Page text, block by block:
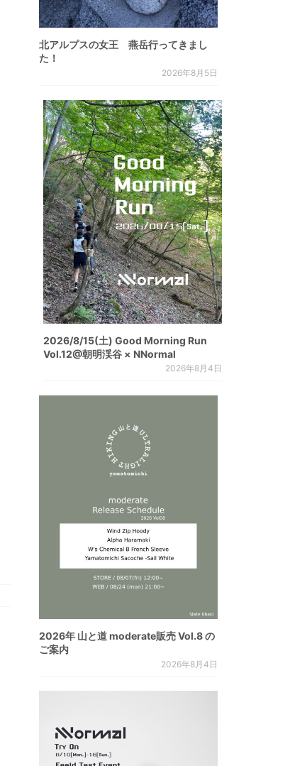
北アルプスの女王 燕岳行ってきまし
た！
2026年8月5日
2026/8/15(土) Good Morning Run
Vol.12@朝明渓谷 × NNormal
2026年8月4日
2026年 山と道 moderate販売 Vol.8 の
ご案内
2026年8月4日